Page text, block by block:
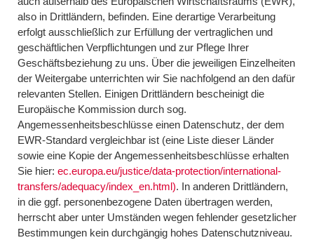
also in Drittländern, befinden. Eine derartige Verarbeitung
erfolgt ausschließlich zur Erfüllung der vertraglichen und
geschäftlichen Verpflichtungen und zur Pflege Ihrer
Geschäftsbeziehung zu uns. Über die jeweiligen Einzelheiten
der Weitergabe unterrichten wir Sie nachfolgend an den dafür
relevanten Stellen. Einigen Drittländern bescheinigt die
Europäische Kommission durch sog.
Angemessenheitsbeschlüsse einen Datenschutz, der dem
EWR-Standard vergleichbar ist (eine Liste dieser Länder
sowie eine Kopie der Angemessenheitsbeschlüsse erhalten
Sie hier: ec.europa.eu/justice/data-protection/international-
transfers/adequacy/index_en.html). In anderen Drittländern,
in die ggf. personenbezogene Daten übertragen werden,
herrscht aber unter Umständen wegen fehlender gesetzlicher
Bestimmungen kein durchgängig hohes Datenschutzniveau.